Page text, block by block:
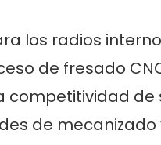
los radios
de fresado
competitividad de
de mecanizado